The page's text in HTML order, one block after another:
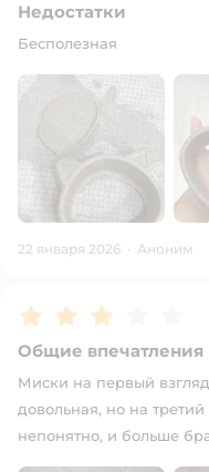
Недостатки
Бесполезная
22 января 2026 · Аноним
Рейтинг:3
Общие впечатления
Миски на первый
довольная, но на
непонятно, и больше